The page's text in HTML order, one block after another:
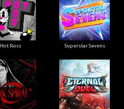
Hot Ross Superstar Sevens